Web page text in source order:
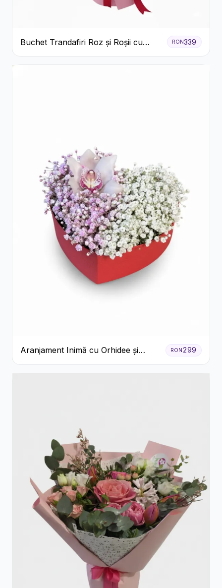
Buchet Trandafiri Roz și Roșii cu
Eucalipt și Gypsophila
RON339
Aranjament Inimă cu Orhidee și
Floarea Miresei
RON299